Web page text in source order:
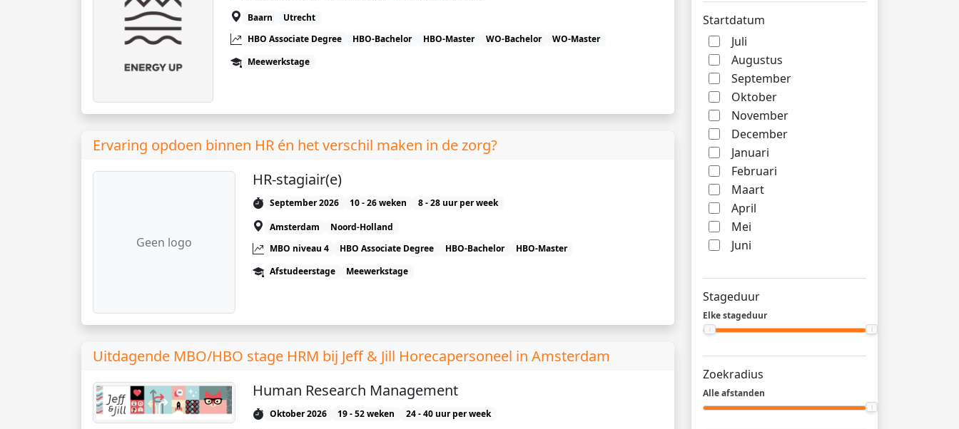
Startdatum
Juli
Augustus
September
Oktober
November
December
Januari
Februari
Maart
April
Mei
Juni
Stageduur
Elke stageduur
Zoekradius
Alle afstanden
Baarn
Utrecht
HBO Associate Degree
HBO-Bachelor HBO-Master WO-Bachelor
WO-Master
Meewerkstage
Ervaring opdoen binnen HR én het verschil maken in de zorg?
Geen logo
HR-stagiair(e)
September 2026 10 - 26 weken
8 - 28 uur per week
Amsterdam
Noord-Holland
MBO niveau 4
HBO Associate Degree HBO-Bachelor
HBO-Master
Afstudeerstage
Meewerkstage
Uitdagende MBO/HBO stage HRM bij Jeff & Jill Horecapersoneel in Amsterdam
Human Research Management
Oktober 2026 19 - 52 weken
24 - 40 uur per week